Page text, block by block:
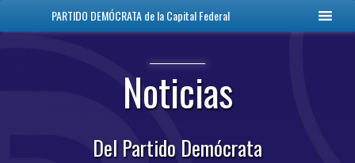
PARTIDO DEMÓCRATAde la Capital Federal
Noticias
Del Partido Demócrata